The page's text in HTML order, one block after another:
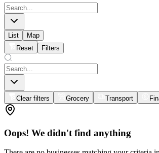
List
Map
Reset
Filters
Clear filters Grocery Transport
Oops! We didn't find anything